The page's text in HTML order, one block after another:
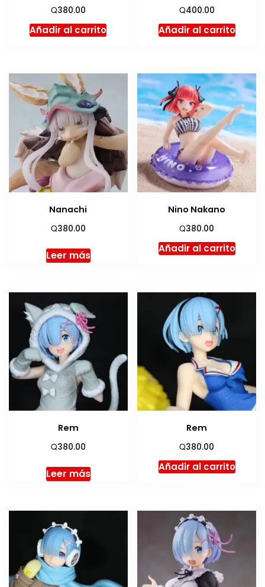
Q380.00
Añadir al carrito
Q400.00
Añadir al carrito
Nanachi
Q380.00
Leer más
Nino Nakano
Q380.00
Añadir al carrito
Rem
Q380.00
Leer más
Rem
Q380.00
Añadir al carrito